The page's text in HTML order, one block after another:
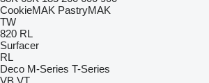
CookieMAK PastryMAK
TW
820 RL
Surfacer
RL
Deco M-Series T-Series
VB VT